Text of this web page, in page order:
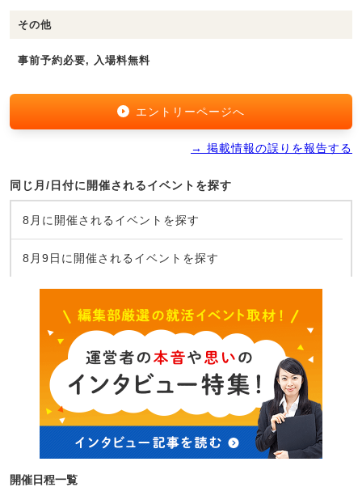
その他
事前予約必要, 入場料無料
エントリーページへ
→ 掲載情報の誤りを報告する
同じ月/日付に開催されるイベントを探す
8月に開催されるイベントを探す
8月9日に開催されるイベントを探す
開催日程一覧